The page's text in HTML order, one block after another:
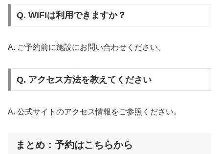
Q. WiFiは利用できますか？
A. ご予約前に施設にお問い合わせください。
Q. アクセス方法を教えてください
A. 公式サイトのアクセス情報をご参照ください。
まとめ：予約はこちらから